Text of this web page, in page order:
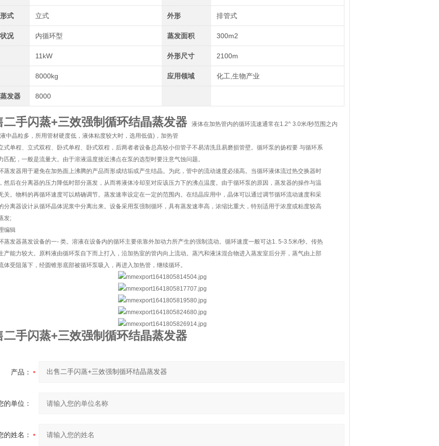
式 立式 外形 排管式
况 内循环型 蒸发面积 300m2
11kW 外形尺寸 2100m
8000kg 应用领域 化工,生物产业
发器 8000
二手闪蒸+三效强制循环结晶蒸发器 液体在加热管内的循环流速通常在1.2^ 3.0米/秒范围之内
中晶粒多，所用管材硬度低，液体粘度较大时，选用低值)，加热管
式单程、立式双程、卧式单程、卧式双程，后两者者设备总高较小但管子不易清洗且易磨损管壁。循环泵的扬程要 与循环系
匹配，一般是流量大。由于溶液温度接近沸点在泵的选型时要注意气蚀问题。
蒸发器用于避免在加热面上沸腾的产品而形成结垢或产生结晶。为此，管中的流动速度必须高。当循环液体流过热交换器时
然后在分离器的压力降低时部分蒸发，从而将液体冷却至对应该压力下的沸点温度。由于循环泵的原因，蒸发器的操作与温
关。物料的再循环速度可以精确调节。蒸发速率设定在一定的范围内。在结晶应用中，晶体可以通过调节循环流动速度和采
分离器设计从循环晶体泥浆中分离出来。设备采用泵强制循环，具有蒸发速率高，浓缩比重大，特别适用于浓度或粘度较高
发;
编辑
蒸发器蒸发设备的一- 类。溶液在设备内的循环主要依靠外加动力所产生的强制流动。循环速度一般可达1. 5-3.5米/秒。传热
产能力较大。原料液由循环泵自下而上打入，沿加热室的管内向上流动。蒸汽和液沫混合物进入蒸发室后分开，蒸气由上部
体受阻落下，经圆锥形底部被循环泵吸入，再进入加热管，继续循环。
二手闪蒸+三效强制循环结晶蒸发器
产品：
的单位：
的姓名：